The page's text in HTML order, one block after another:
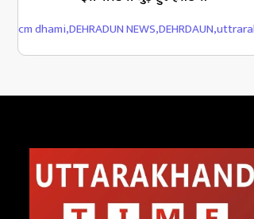
cm dhami,DEHRADUN NEWS,DEHRDAUN,